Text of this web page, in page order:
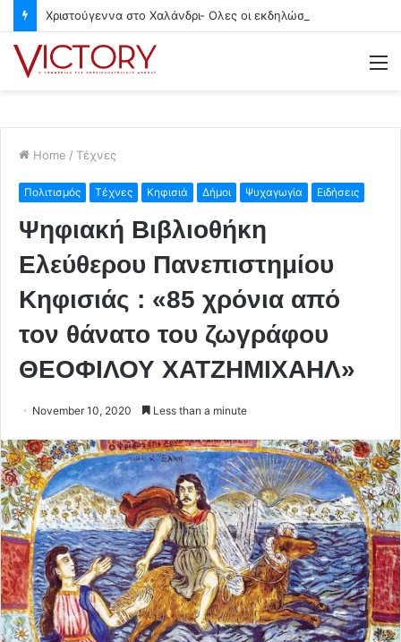
Home / Τέχνες
Πολιτισμός Τέχνες Κηφισιά Δήμοι Ψυχαγωγία Ειδήσεις
Ψηφιακή Βιβλιοθήκη
Ελεύθερου Πανεπιστημίου
Κηφισιάς : «85 χρόνια από
τον θάνατο του ζωγράφου
ΘΕΟΦΙΛΟΥ ΧΑΤΖΗΜΙΧΑΗΛ»
November 10, 2020 Less than a minute